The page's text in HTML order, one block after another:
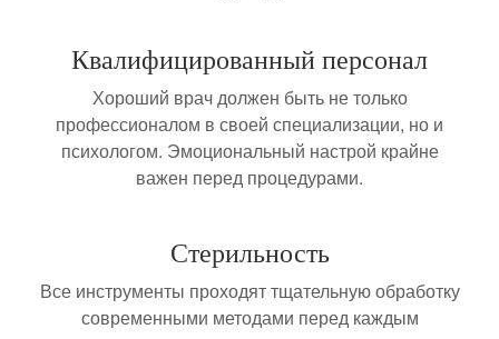
Квалифицированный персонал
Хороший врач должен быть не только
профессионалом в своей специализации, но и
психологом. Эмоциональный настрой крайне
важен перед процедурами.
Стерильность
Все инструменты проходят тщательную обработку
современными методами перед каждым